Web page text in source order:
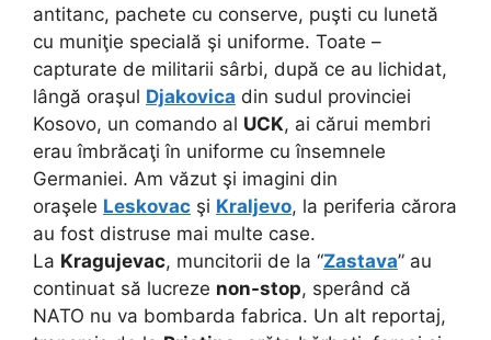
antitanc, pachete cu conserve, puşti cu lunetă
cu muniţie specială şi uniforme. Toate –
capturate de militarii sârbi, după ce au lichidat,
lângă oraşul Djakovica din sudul provinciei
Kosovo, un comando al UCK, ai cărui membri
erau îmbrăcaţi în uniforme cu însemnele
Germaniei. Am văzut şi imagini din
oraşele Leskovac şi Kraljevo, la periferia cărora
au fost distruse mai multe case.
La Kragujevac, muncitorii de la “Zastava” au
continuat să lucreze non-stop, sperând că
NATO nu va bombarda fabrica. Un alt reportaj,